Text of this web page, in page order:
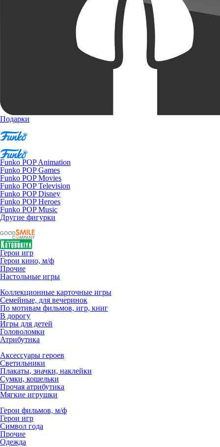
Подарки
Funko POP Animation
Funko POP Games
Funko POP Movies
Funko POP Television
Funko POP Disney
Funko POP Heroes
Funko POP Music
Другие фигурки
Герои игр
Герои кино, м/ф
Прочие
Настольные игры
Коллекционные карточные игры
Семейные, для вечеринок
По мотивам фильмов, игр, книг
В дорогу
Игры для детей
Головоломки
Атрибутика
Аксессуары героев
Светильники
Плакаты, значки, наклейки
Сумки, кошельки
Прочая атрибутика
Мягкие игрушки
Герои фильмов, м/ф
Герои игр
Символ года
Прочие
Одежда